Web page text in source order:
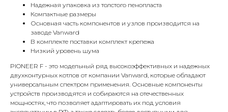
Надежная упаковка из толстого пенопласта
Компактные размеры
Основная часть компонентов и узлов производится на
заводе Vanward
В комплекте поставки комплект крепежа
Низкий уровень шума
PIONEER F - это модельный ряд высокоэффективных и надежных
двухконтурных котлов от компании Vanward, которые обладают
универсальным спектром применения. Основные компоненты
устройств производятся и собираются на отечественных
мощностях, что позволяет адаптировать их под условия
Адрес
Г.Москва Волоколамское шоссе,
71/22к2
Пн-вс с 9:00 до 18:00
Телефон
8 495 233-79-79